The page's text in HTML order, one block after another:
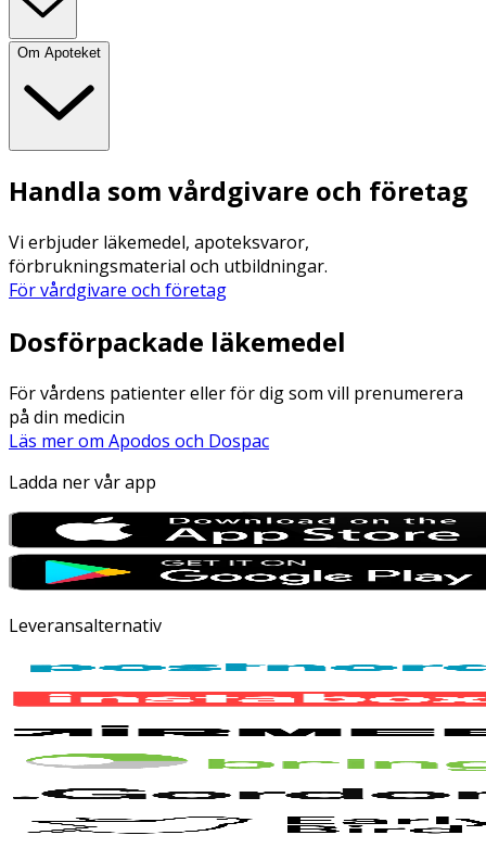
Om Apoteket
Handla som vårdgivare och företag
Vi erbjuder läkemedel, apoteksvaror,
förbrukningsmaterial och utbildningar.
För vårdgivare och företag
Dosförpackade läkemedel
För vårdens patienter eller för dig som vill prenumerera
på din medicin
Läs mer om Apodos och Dospac
Ladda ner vår app
Leveransalternativ